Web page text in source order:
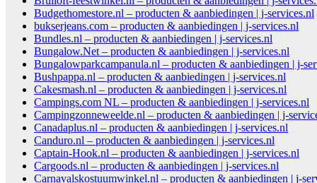
Budgethomestore.nl – producten & aanbiedingen | j-services.nl
bukserjeans.com – producten & aanbiedingen | j-services.nl
Bundles.nl – producten & aanbiedingen | j-services.nl
Bungalow.Net – producten & aanbiedingen | j-services.nl
Bungalowparkcampanula.nl – producten & aanbiedingen | j-
Bushpappa.nl – producten & aanbiedingen | j-services.nl
Cakesmash.nl – producten & aanbiedingen | j-services.nl
Campings.com NL – producten & aanbiedingen | j-services.nl
Campingzonneweelde.nl – producten & aanbiedingen | j-
Canadaplus.nl – producten & aanbiedingen | j-services.nl
Canduro.nl – producten & aanbiedingen | j-services.nl
Captain-Hook.nl – producten & aanbiedingen | j-services.nl
Cargoods.nl – producten & aanbiedingen | j-services.nl
Carnavalskostuumwinkel.nl – producten & aanbiedingen | j-